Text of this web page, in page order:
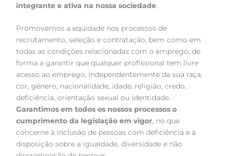
integrante e ativa na nossa sociedade.
Promovemos a equidade nos processos de
recrutamento, seleção e contratação, bem como em
todas as condições relacionadas com o emprego, de
forma a garantir que qualquer profissional tem livre
acesso ao emprego, independentemente da sua raça,
cor, género, nacionalidade, idade, religião, credo,
deficiência, orientação sexual ou identidade.
Garantimos em todos os nossos processos o
cumprimento da legislação em vigor, no que
concerne à inclusão de pessoas com deficiência e à
disposição sobre a igualdade, diversidade e não